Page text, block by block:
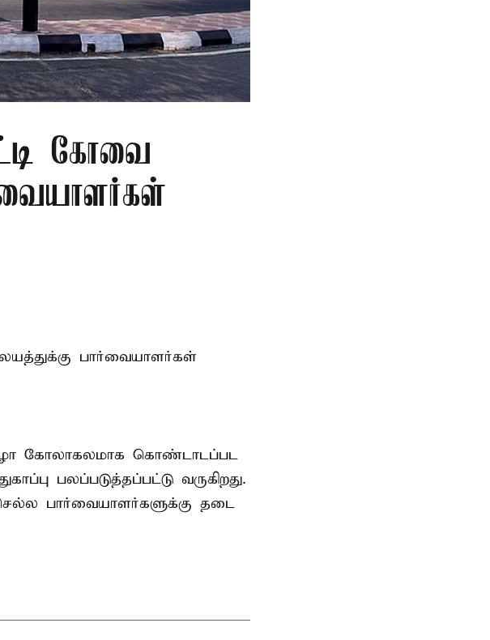
கோவை
பார்வையாளர்கள்
விழா கோலாகலமாக கொண்டாடப்பட
பலப்படுத்தப்பட்டு வருகிறது.
பார்வையாளர்களுக்கு தடை